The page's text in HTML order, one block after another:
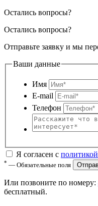
Остались вопросы?
Остались вопросы?
Отправьте заявку и мы
Ваши данные
Имя
E-mail
Телефон
Я согласен с
* — Обязательные поля
Или позвоните по номеру:
бесплатный.